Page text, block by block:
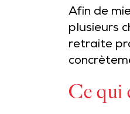
Afin de
plusieurs
retraite
Ce qui